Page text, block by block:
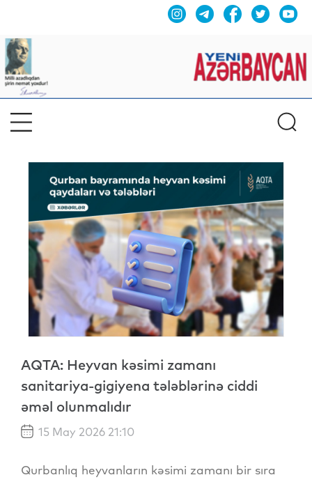
AQTA: Heyvan kəsimi zamanı
sanitariya-gigiyena tələblərinə ciddi
əməl olunmalıdır
15 May 2026 21:10
Qurbanlıq heyvanların kəsimi zamanı bir sıra